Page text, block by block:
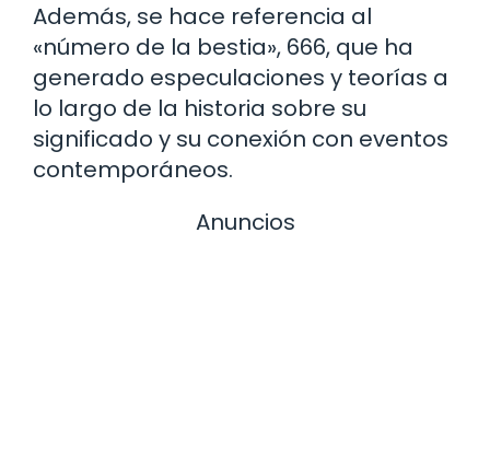
Además, se hace referencia al
«número de la bestia», 666, que ha
generado especulaciones y teorías a
lo largo de la historia sobre su
significado y su conexión con eventos
contemporáneos.
Anuncios